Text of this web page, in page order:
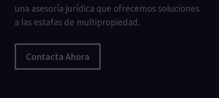
una asesoría jurídica que ofrecemos soluciones
a las estafas de multipropiedad.
Contacta Ahora